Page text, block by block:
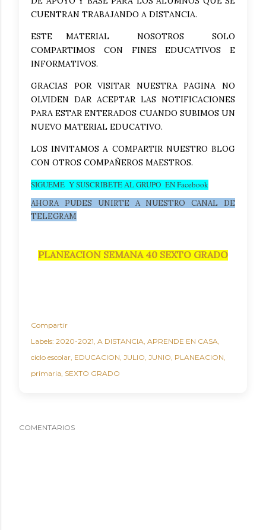
CUENTRAN TRABAJANDO A DISTANCIA.
ESTE MATERIAL NOSOTROS SOLO
COMPARTIMOS CON FINES EDUCATIVOS E
INFORMATIVOS.
GRACIAS POR VISITAR NUESTRA PAGINA NO
OLVIDEN DAR ACEPTAR LAS NOTIFICACIONES
PARA ESTAR ENTERADOS CUANDO SUBIMOS UN
NUEVO MATERIAL EDUCATIVO.
LOS INVITAMOS A COMPARTIR NUESTRO BLOG
CON OTROS COMPAÑEROS MAESTROS.
SIGUEME Y SUSCRIBETE AL GRUPO EN Facebook
AHORA PUDES UNIRTE A NUESTRO CANAL DE
TELEGRAM
PLANEACION SEMANA 40 SEXTO GRADO
Compartir
Labels: 2020-2021 A DISTANCIA APRENDE EN CASA
ciclo escolar EDUCACION JULIO JUNIO PLANEACION
primaria SEXTO GRADO
COMENTARIOS